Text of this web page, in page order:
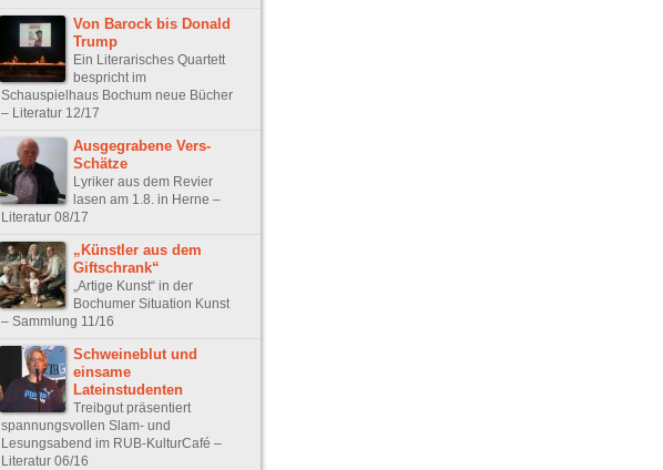
Von Barock bis Donald
Trump
Ein Literarisches Quartett
bespricht im
Schauspielhaus Bochum neue Bücher
– Literatur 12/17
Ausgegrabene Vers-
Schätze
Lyriker aus dem Revier
lasen am 1.8. in Herne –
Literatur 08/17
„Künstler aus dem
Giftschrank“
„Artige Kunst“ in der
Bochumer Situation Kunst
– Sammlung 11/16
Schweineblut und
einsame
Lateinstudenten
Treibgut präsentiert
spannungsvollen Slam- und
Lesungsabend im RUB-KulturCafé –
Literatur 06/16